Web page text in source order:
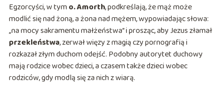
Egzorcyści, w tymo. Amorth, podkreślają, że mąż może
modlić się nad żoną, a żona nad mężem, wypowiadając słowa:
„na mocy sakramentu małżeństwa” i prosząc, aby Jezus złamał
przekleństwa, zerwał więzy z magią czy pornografią i
rozkazał złym duchom odejść. Podobny autorytet duchowy
mają rodzice wobec dzieci, a czasem także dzieci wobec
rodziców, gdy modlą się za nich z wiarą.